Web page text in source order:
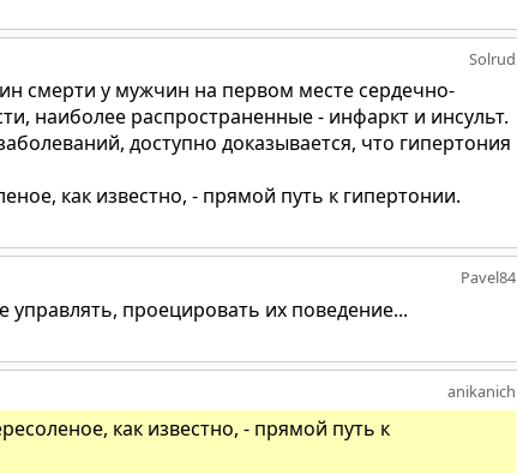
Solrud
смерти у мужчин на первом месте сердечно-
наиболее распространенные - инфаркт и инсульт.
доступно доказывается, что гипертония
как известно, - прямой путь к гипертонии.
Pavel84
управлять, проецировать их поведение...
anikanich
как известно, - прямой путь к